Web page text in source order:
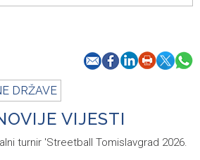
DRŽAVE
VIJESTI
turnir 'Streetball Tomislavgrad 2026.